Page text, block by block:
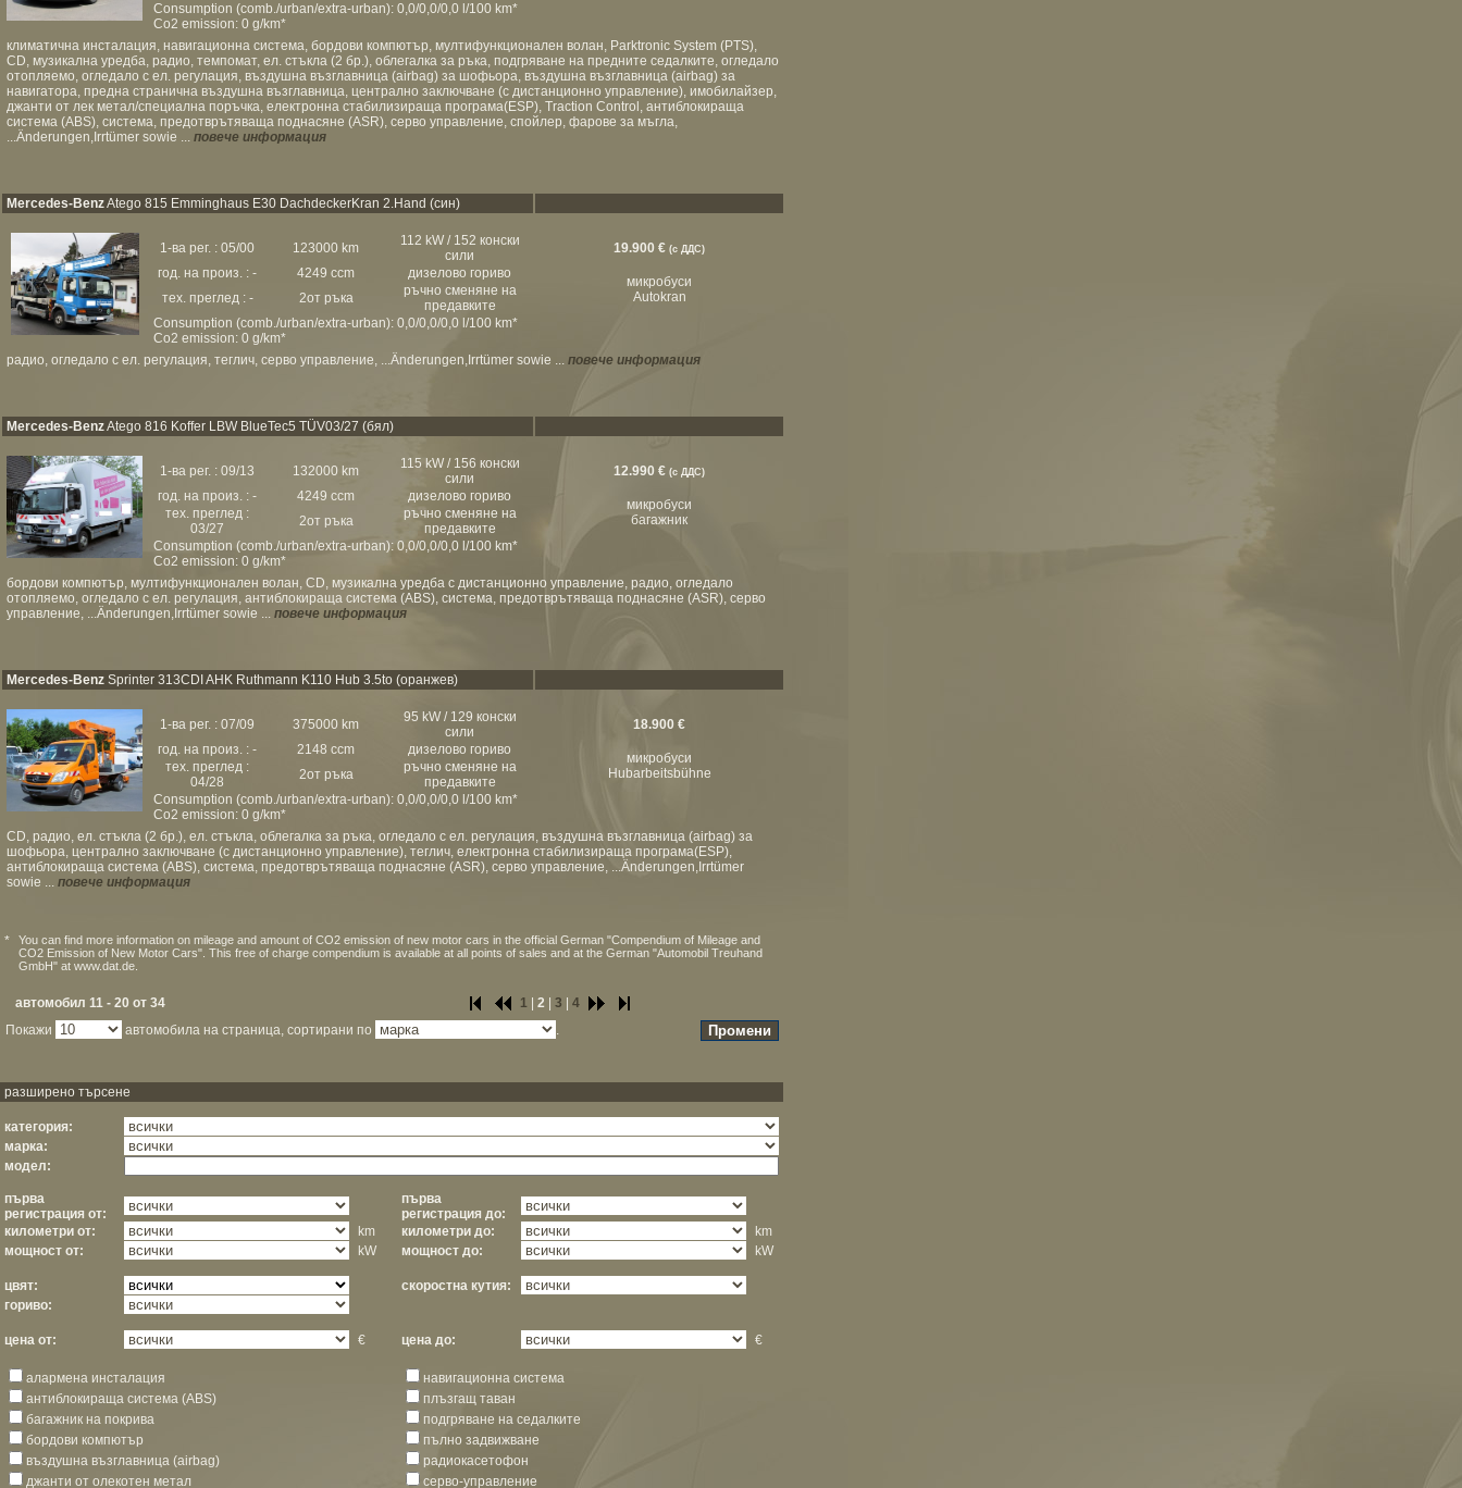
Consumption (comb./urban/extra-urban): 0,0/0,0/0,0 l/100 km*
Co2 emission: 0 g/km*
климатична инсталация, навигационна система, бордови компютър, мултифункционален волан, Parktronic System (PTS),
CD, музикална уредба, радио, темпомат, ел. стъкла (2 бр.), облегалка за ръка, подгряване на предните седалките, огледало
отопляемо, огледало с ел. регулация, въздушна възглавница (airbag) за шофьора, въздушна възглавница (airbag) за
навигатора, предна странична въздушна възглавница, централно заключване (с дистанционно управление), имобилайзер,
джанти от лек метал/специална поръчка, електронна стабилизираща програма(ESP), Traction Control, антиблокираща
система (ABS), система, предотврътяваща поднасяне (ASR), серво управление, спойлер, фарове за мъгла,
...Änderungen,Irrtümer sowie ... повече информация
Mercedes-BenzAtego 815 Emminghaus E30 DachdeckerKran 2.Hand (син)
1-ва рег. : 05/00 123000 km
112 kW / 152 конски
сили
19.900 € (с ДДС)
год. на произ. : - 4249 ccm дизелово гориво
микробуси
Autokran
тех. преглед : - 2от ръка
ръчно сменяне на
предавките
Consumption (comb./urban/extra-urban): 0,0/0,0/0,0 l/100 km*
Co2 emission: 0 g/km*
радио, огледало с ел. регулация, теглич, серво управление, ...Änderungen,Irrtümer sowie ... повече информация
Mercedes-BenzAtego 816 Koffer LBW BlueTec5 TÜV03/27 (бял)
1-ва рег. : 09/13 132000 km
115 kW / 156 конски
сили
12.990 € (с ДДС)
год. на произ. : - 4249 ccm дизелово гориво
микробуси
багажник
тех. преглед :
03/27
2от ръка
ръчно сменяне на
предавките
Consumption (comb./urban/extra-urban): 0,0/0,0/0,0 l/100 km*
Co2 emission: 0 g/km*
бордови компютър, мултифункционален волан, CD, музикална уредба с дистанционно управление, радио, огледало
отопляемо, огледало с ел. регулация, антиблокираща система (ABS), система, предотврътяваща поднасяне (ASR), серво
управление, ...Änderungen,Irrtümer sowie ... повече информация
Mercedes-Benz Sprinter 313CDI AHK Ruthmann K110 Hub 3.5to (оранжев)
1-ва рег. : 07/09 375000 km
95 kW / 129 конски
сили
18.900 €
год. на произ. : -
2148 ccm дизелово гориво
микробуси
Hubarbeitsbühne
тех. преглед :
04/28
2от ръка
ръчно сменяне на
предавките
Consumption (comb./urban/extra-urban): 0,0/0,0/0,0 l/100 km*
Co2 emission: 0 g/km*
CD, радио, ел. стъкла (2 бр.), ел. стъкла, облегалка за ръка, огледало с ел. регулация, въздушна възглавница (airbag) за
шофьора, централно заключване (с дистанционно управление), теглич, електронна стабилизираща програма(ESP),
антиблокираща система (ABS), система, предотврътяваща поднасяне (ASR), серво управление, ...Änderungen,Irrtümer
sowie ... повече информация
*
You can find more information on mileage and amount of CO2 emission of new motor cars in the official German "Compendium of Mileage and
CO2 Emission of New Motor Cars". This free of charge compendium is available at all points of sales and at the German "Automobil Treuhand
GmbH" at www.dat.de.
автомобил 11 - 20 от 34 1| 2| 3
4
Покажи
автомобила на страница, сортирани по .
разширено търсене
категория:
марка:
модел:
първа
регистрация от:
първа
регистрация до:
километри от:
km километри до:
km
мощност от:
kW мощност до: kW
цвят:
скоростна кутия:
гориво:
цена от: € цена до: €
алармена инсталация
антиблокираща система (ABS)
багажник на покрива
бордови компютър
въздушна възглавница (airbag)
джанти от олекотен метал
навигационна система
плъзгащ таван
подгряване на седалките
пълно задвижване
радиокасетофон
серво-управление